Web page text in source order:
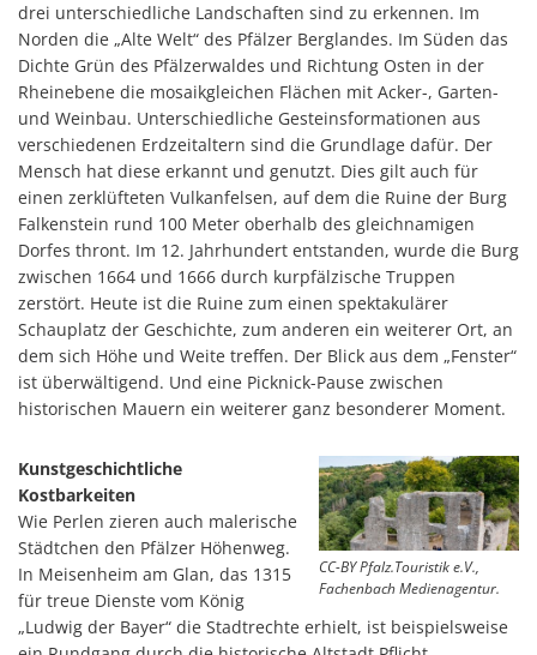
drei unterschiedliche Landschaften sind zu erkennen. Im
Norden die „Alte Welt“ des Pfälzer Berglandes. Im Süden das
Dichte Grün des Pfälzerwaldes und Richtung Osten in der
Rheinebene die mosaikgleichen Flächen mit Acker-, Garten-
und Weinbau. Unterschiedliche Gesteinsformationen aus
verschiedenen Erdzeitaltern sind die Grundlage dafür. Der
Mensch hat diese erkannt und genutzt. Dies gilt auch für
einen zerklüfteten Vulkanfelsen, auf dem die Ruine der Burg
Falkenstein rund 100 Meter oberhalb des gleichnamigen
Dorfes thront. Im 12. Jahrhundert entstanden, wurde die Burg
zwischen 1664 und 1666 durch kurpfälzische Truppen
zerstört. Heute ist die Ruine zum einen spektakulärer
Schauplatz der Geschichte, zum anderen ein weiterer Ort, an
dem sich Höhe und Weite treffen. Der Blick aus dem „Fenster“
ist überwältigend. Und eine Picknick-Pause zwischen
historischen Mauern ein weiterer ganz besonderer Moment.
CC-BY Pfalz.Touristik e.V.,
Fachenbach Medienagentur.
Kunstgeschichtliche
Kostbarkeiten
Wie Perlen zieren auch malerische
Städtchen den Pfälzer Höhenweg.
In Meisenheim am Glan, das 1315
für treue Dienste vom König
„Ludwig der Bayer“ die Stadtrechte erhielt, ist beispielsweise